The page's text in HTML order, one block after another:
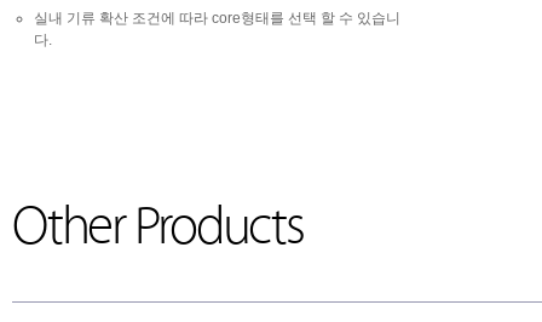
실내 기류 확산 조건에 따라 core형태를 선택 할 수 있습니
다.
Other Products